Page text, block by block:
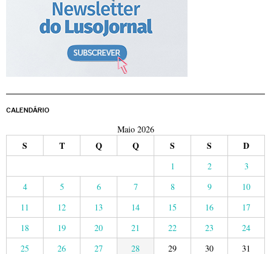
CALENDÁRIO
Maio 2026
S T Q Q S S D
1 2
3
4
5 6 7 8 9
10
11
12 13 14 15 16
17
18
19 20 21 22 23
24
25
26 27 28 29 30 31